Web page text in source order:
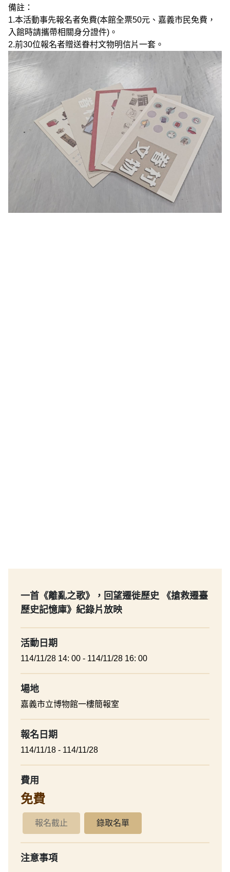
備註：
1.本活動事先報名者免費(本館全票50元、嘉義市民免費，
入館時請攜帶相關身分證件)。
2.前30位報名者贈送眷村文物明信片一套。
一首《離亂之歌》，回望遷徙歷史 《搶救遷臺
歷史記憶庫》紀錄片放映
活動日期
114/11/28 14: 00 - 114/11/28 16: 00
場地
嘉義市立博物館一樓簡報室
報名日期
114/11/18 - 114/11/28
費用
免費
報名截止 錄取名單
注意事項